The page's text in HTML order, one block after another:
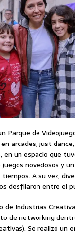
Parque de
arcades, just
en un espacio que
novedosos y
A su vez,
desfilaron entre el
de Industrias
de networking
Se realizó un